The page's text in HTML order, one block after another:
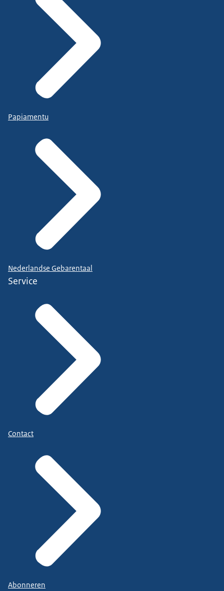
Papiamentu
Nederlandse Gebarentaal
Service
Contact
Abonneren